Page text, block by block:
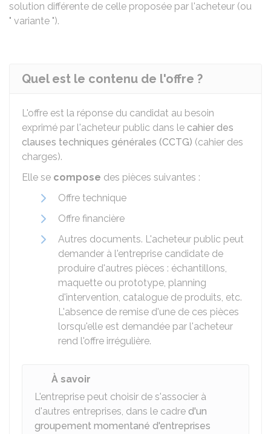
solution différente de celle proposée par l'acheteur (ou
" variante ").
Quel est le contenu de l'offre ?
L'offre est la réponse du candidat au besoin
exprimé par l'acheteur public dans le cahier des
clauses techniques générales (CCTG) (cahier des
charges).
Elle se compose des pièces suivantes :
Offre technique
Offre financière
Autres documents. L'acheteur public peut
demander à l'entreprise candidate de
produire d'autres pièces : échantillons,
maquette ou prototype, planning
d'intervention, catalogue de produits, etc.
L'absence de remise d'une de ces pièces
lorsqu'elle est demandée par l'acheteur
rend l'offre irrégulière.
À savoir
L'entreprise peut choisir de s'associer à
d'autres entreprises, dans le cadre d'un
groupement momentané d'entreprises